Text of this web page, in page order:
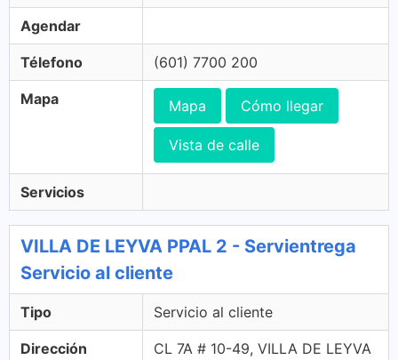
Agendar
Télefono (601) 7700 200
Mapa Mapa Cómo llegar
Vista de calle
Servicios
VILLA DE LEYVA PPAL 2 - Servientrega
Servicio al cliente
Tipo Servicio al cliente
Dirección
CL 7A # 10-49, VILLA DE LEYVA